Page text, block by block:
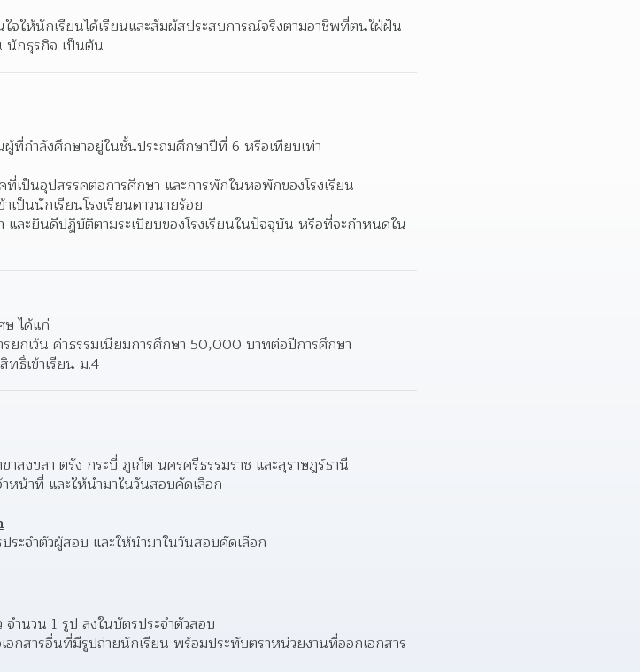
จให้นักเรียนได้เรียนและสัมผัสประสบการณ์จริงตามอาชีพที่ตนใฝ่ฝัน
กธุรกิจ เป็นต้น
ที่กำลังศึกษาอยู่ในชั้นประถมศึกษาปีที่ 6 หรือเทียบเท่า
เป็นอุปสรรคต่อการศึกษา และการพักในหอพักของโรงเรียน
ป็นนักเรียนโรงเรียนดาวนายร้อย
และยินดีปฏิบัติตามระเบียบของโรงเรียนในปัจจุบัน หรือที่จะกำหนดใน
ได้แก่
กเว้น ค่าธรรมเนียมการศึกษา 50,000 บาทต่อปีการศึกษา
ธิ์เข้าเรียน ม.4
สงขลา ตรัง กระบี่ ภูเก็ต นครศรีธรรมราช และสุราษฎร์ธานี
หน้าที่ และให้นำมาในวันสอบคัดเลือก
ะจำตัวผู้สอบ และให้นำมาในวันสอบคัดเลือก
ำนวน 1 รูป ลงในบัตรประจำตัวสอบ
อกสารอื่นที่มีรูปถ่ายนักเรียน พร้อมประทับตราหน่วยงานที่ออกเอกสาร